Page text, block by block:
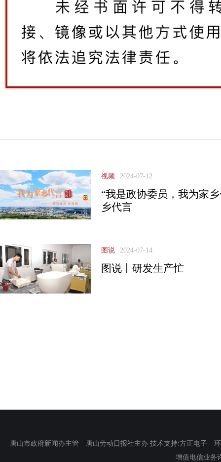
视频 2024-07-12
“我是政协委员，我为家
乡代言
图说 2024-07-14
图说丨研发生产忙
唐山市政府新闻办主管 唐山劳动日报社主办 技术支持:方正电子
增值电信业务